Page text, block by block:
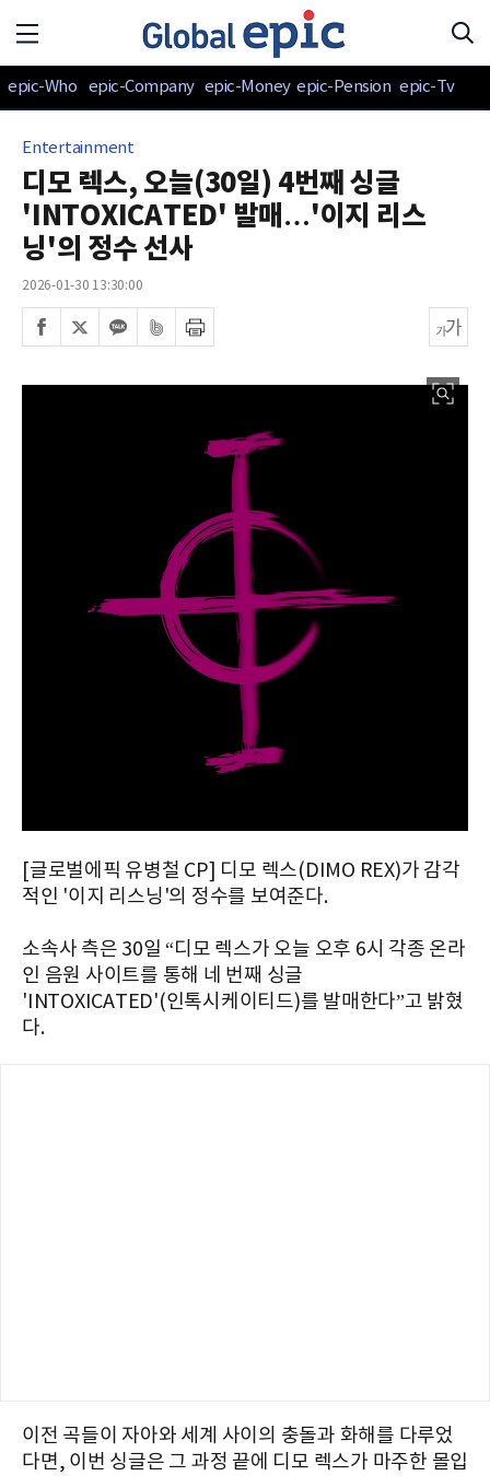
epic-Who epic-Company epic-Money epic-Pension epic-Tv
Entertainment
디모 렉스, 오늘(30일) 4번째 싱글
'INTOXICATED' 발매…'이지 리스
닝'의 정수 선사
2026-01-30 13:30:00
[글로벌에픽 유병철 CP] 디모 렉스(DIMO REX)가 감각
적인 '이지 리스닝'의 정수를 보여준다.
소속사 측은 30일 “디모 렉스가 오늘 오후 6시 각종 온라
인 음원 사이트를 통해 네 번째 싱글
'INTOXICATED'(인톡시케이티드)를 발매한다”고 밝혔
다.
이전 곡들이 자아와 세계 사이의 충돌과 화해를 다루었
다면, 이번 싱글은 그 과정 끝에 디모 렉스가 마주한 몰입